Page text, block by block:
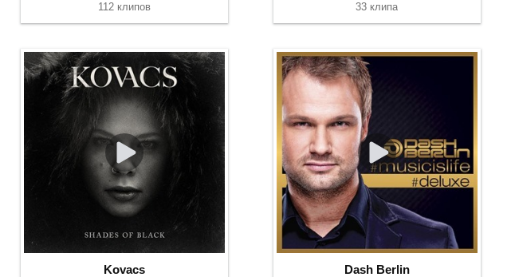
112 клипов
33 клипа
Kovacs Dash Berlin